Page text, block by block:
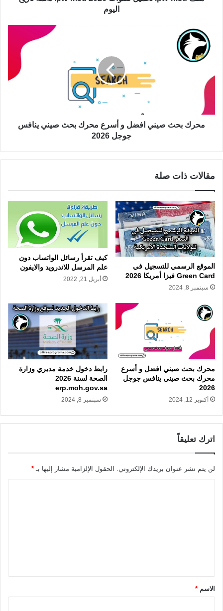
اليوم
محرك بحث صيني افضل و أسرع محرك بحث صيني ينافس
جوجل 2026
مقالات ذات صلة
الموقع الرسمي للتسجيل في
Green Card فيزا أمريكا 2026
سبتمبر 8, 2024
كيف تقرأ رسائل الواتساب دون
علم المرسل للاندرويد والايفون
أبريل 21, 2022
محرك بحث صيني افضل و أسرع
محرك بحث صيني ينافس جوجل
2026
أكتوبر 12, 2024
رابط دخول خدمة مديري وزارة
الصحة لسنة 2026
erp.moh.gov.sa
سبتمبر 8, 2024
اترك تعليقاً
لن يتم نشر عنوان بريدك الإلكتروني. الحقول الإلزامية مشار إليها بـ *
ق
*الاسم *